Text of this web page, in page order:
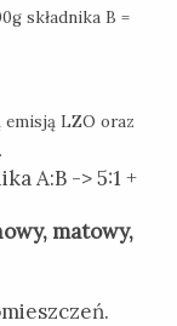
składnika B =
emisją LZO oraz
A:B -> 5:1 +
matowy,